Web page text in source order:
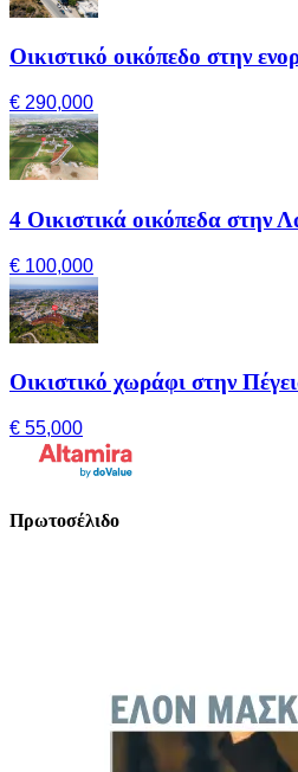
Οικιστικό οικόπεδο στην
€ 290,000
4 Οικιστικά οικόπεδα στην
€ 100,000
Οικιστικό χωράφι στην
€ 55,000
Πρωτοσέλιδο